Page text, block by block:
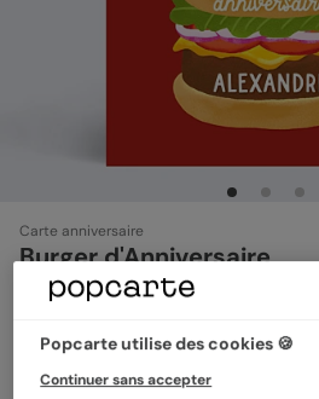
Carte anniversaire
Burger d'Anniversaire
5(3avis)
Popcarte utilise des cookies 🍪
Continuer sans accepter